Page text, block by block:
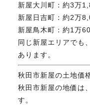
無料相談
新屋大川町：約3万
新屋日吉町：約2万
新屋鳥木町：約1万
同じ新屋エリアでも
あります。
秋田市新屋の土地価
秋田市新屋の地価は
す。